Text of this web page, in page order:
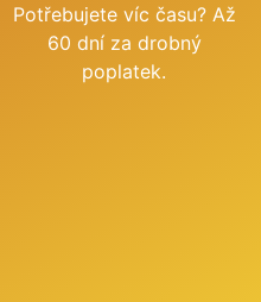
Potřebujete víc času? Až
60 dní za drobný
poplatek.